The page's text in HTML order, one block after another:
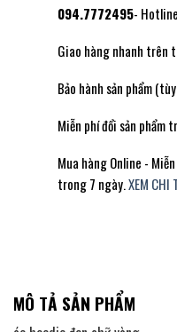
094.7772495-
Giao hàng nhanh trên
Bảo hành sản phẩm
Miễn phí đổi sản phẩm
Mua hàng Online -
trong 7 ngày.XEM CHI
MÔ TẢ SẢN PHẨM